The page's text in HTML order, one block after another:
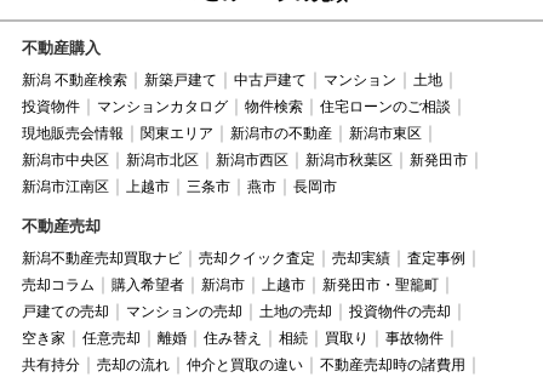
不動産購入
新潟 不動産検索 新築戸建て 中古戸建て マンション
土地
投資物件
マンションカタログ 物件検索
住宅ローンのご相談
現地販売会情報
関東エリア 新潟市の不動産
新潟市東区
新潟市中央区
新潟市北区 新潟市西区 新潟市秋葉区
新発田市
新潟市江南区
上越市 三条市 燕市 長岡市
不動産売却
新潟不動産売却買取ナビ 売却クイック査定 売却実績
査定事例
売却コラム
購入希望者 新潟市 上越市
新発田市・聖籠町
戸建ての売却
マンションの売却 土地の売却
投資物件の売却
空き家
任意売却 離婚 住み替え 相続 買取り
事故物件
共有持分
売却の流れ 仲介と買取の違い
不動産売却時の諸費用